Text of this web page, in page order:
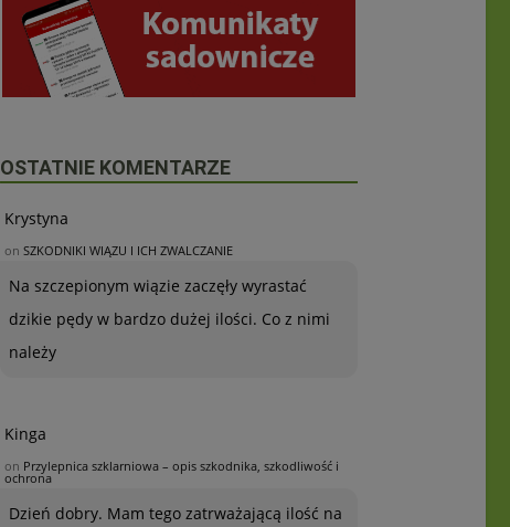
OSTATNIE KOMENTARZE
Krystyna
on SZKODNIKI WIĄZU I ICH ZWALCZANIE
Na szczepionym wiązie zaczęły wyrastać
dzikie pędy w bardzo dużej ilości. Co z nimi
należy
Kinga
on Przylepnica szklarniowa – opis szkodnika, szkodliwość i
ochrona
Dzień dobry. Mam tego zatrważającą ilość na